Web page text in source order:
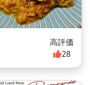
高評価
28